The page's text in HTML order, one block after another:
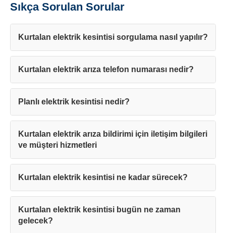
Sıkça Sorulan Sorular
Kurtalan elektrik kesintisi sorgulama nasıl yapılır?
Kurtalan elektrik arıza telefon numarası nedir?
Planlı elektrik kesintisi nedir?
Kurtalan elektrik arıza bildirimi için iletişim bilgileri
ve müşteri hizmetleri
Kurtalan elektrik kesintisi ne kadar sürecek?
Kurtalan elektrik kesintisi bugün ne zaman
gelecek?